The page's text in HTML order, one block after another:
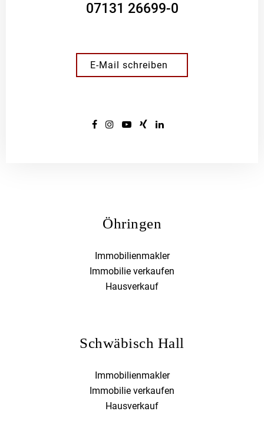
07131 26699-0
E-Mail schreiben
Öhringen
Immobilienmakler
Immobilie verkaufen
Hausverkauf
Schwäbisch Hall
Immobilienmakler
Immobilie verkaufen
Hausverkauf